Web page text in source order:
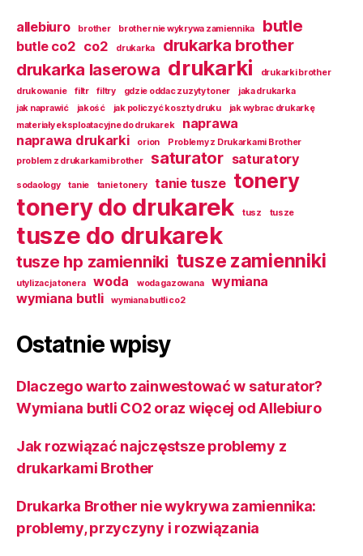
allebiuro brother brother nie wykrywa zamiennika butle
butle co2 co2 drukarka
drukarka brother
drukarka laserowa drukarki
drukarki brother
drukowanie
filtr filtry gdzie oddac zuzyty toner
jaka drukarka
jak naprawić
jakość jak policzyć koszty druku
jak wybrac drukarkę
materiały eksploatacyjne do drukarek
naprawa
naprawa drukarki
orion
Problemy z Drukarkami Brother
problem z drukarkami brother
saturator saturatory
sodaology tanie tanie tonery tanie tusze tonery
tonery do drukarek tusz tusze
tusze do drukarek
tusze hp zamienniki tusze zamienniki
utylizacja tonera woda woda gazowana
wymiana
wymiana butli
wymiana butli co2
Ostatnie wpisy
Dlaczego warto zainwestować w saturator?
Wymiana butli CO2 oraz więcej od Allebiuro
Jak rozwiązać najczęstsze problemy z
drukarkami Brother
Drukarka Brother nie wykrywa zamiennika:
problemy, przyczyny i rozwiązania